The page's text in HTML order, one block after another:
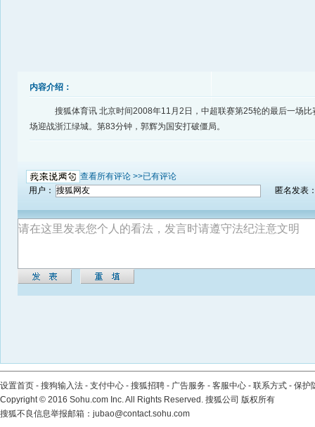
内容介绍：
搜狐体育讯 北京时间2008年11月2日，中超联赛第25轮的最后一场比
场迎战浙江绿城。第83分钟，郭辉为国安打破僵局。
查看所有评论 >>已有评论
用户：
匿名发表
设置首页 - 搜狗输入法 - 支付中心 - 搜狐招聘 - 广告服务 - 客服中心 - 联系方式 - 保护
Copyright© 2016 Sohu.com Inc. All Rights Reserved. 搜狐公司 版权所有
搜狐不良信息举报邮箱： jubao@contact.sohu.com